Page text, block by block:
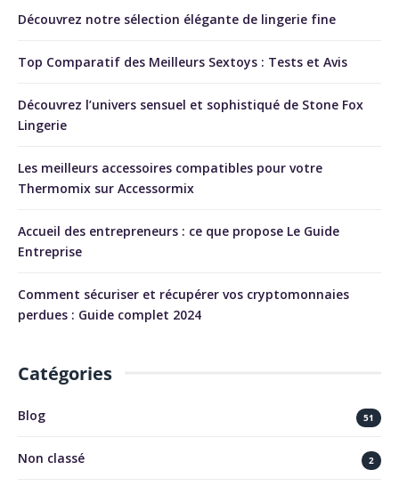
Découvrez notre sélection élégante de lingerie fine
Top Comparatif des Meilleurs Sextoys : Tests et Avis
Découvrez l’univers sensuel et sophistiqué de Stone Fox
Lingerie
Les meilleurs accessoires compatibles pour votre
Thermomix sur Accessormix
Accueil des entrepreneurs : ce que propose Le Guide
Entreprise
Comment sécuriser et récupérer vos cryptomonnaies
perdues : Guide complet 2024
Catégories
Blog 51
Non classé 2